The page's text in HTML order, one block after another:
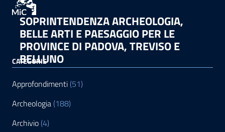
SOPRINTENDENZA ARCHEOLOGIA,
BELLE ARTI E PAESAGGIO PER LE
PROVINCE DI PADOVA, TREVISO E
BELLUNO
CATEGORIE
Approfondimenti (51)
Archeologia (188)
Archivio (4)